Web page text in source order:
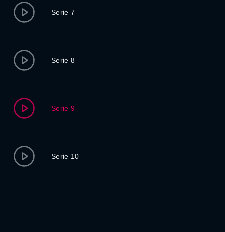
Serie 7
Serie 8
Serie 9
Serie 10